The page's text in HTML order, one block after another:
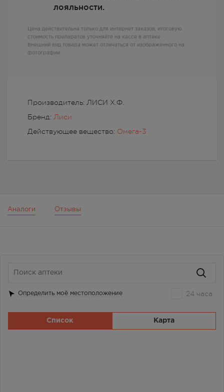
Производитель: ЛИСИ Х.Ф.
Бренд: Лиси
Действующее вещество: Омега-3
лояльности.
Цена действительна только для интернет заказов, итоговую
стоимость препаратов уточняйте на кассе в аптеке
Внешний вид товара может отличаться от изображенного на
фотографии
Аналоги Отзывы
Определить моё местоположение 24 часа
Список Карта